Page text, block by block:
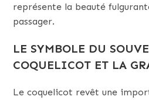
représente la beauté
passager.
LE SYMBOLE DU
COQUELICOT ET LA
Le coquelicot revêt une